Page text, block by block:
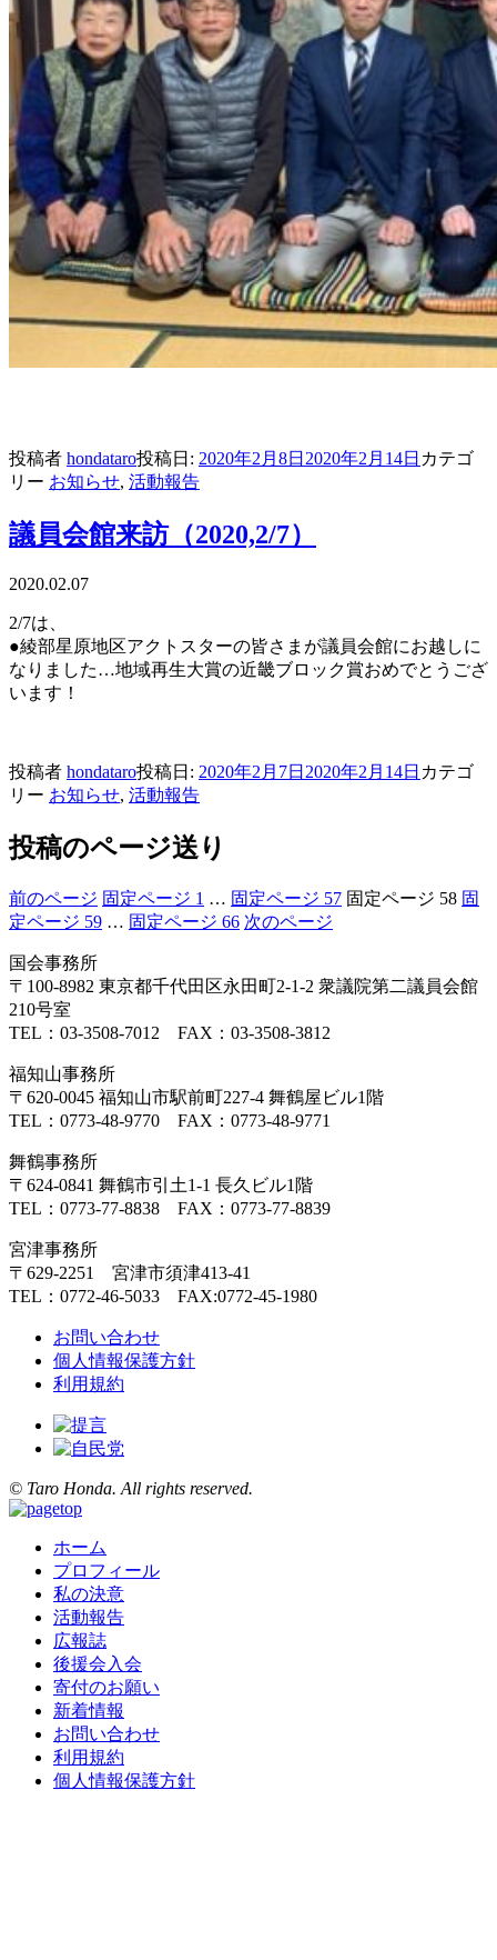
投稿者 hondataro投稿日: 2020年2月8日 2020年2月14日 カテゴ
リー お知らせ, 活動報告
議員会館来訪（2020,2/7）
2020.02.07
2/7は、
●綾部星原地区アクトスターの皆さまが議員会館にお越しに
なりました…地域再生大賞の近畿ブロック賞おめでとうござ
います！
投稿者 hondataro投稿日: 2020年2月7日 2020年2月14日 カテゴ
リー お知らせ, 活動報告
投稿のページ送り
前のページ 固定ページ 1 … 固定ページ 57 固定ページ 58 固
定ページ 59 … 固定ページ 66 次のページ
国会事務所
〒100-8982 東京都千代田区永田町2-1-2 衆議院第二議員会館
210号室
TEL：03-3508-7012 FAX：03-3508-3812
福知山事務所
〒620-0045 福知山市駅前町227-4 舞鶴屋ビル1階
TEL：0773-48-9770 FAX：0773-48-9771
舞鶴事務所
〒624-0841 舞鶴市引土1-1 長久ビル1階
TEL：0773-77-8838 FAX：0773-77-8839
宮津事務所
〒629-2251 宮津市須津413-41
TEL：0772-46-5033 FAX:0772-45-1980
お問い合わせ
個人情報保護方針
利用規約
© Taro Honda. All rights reserved.
ホーム
プロフィール
私の決意
活動報告
広報誌
後援会入会
寄付のお願い
新着情報
お問い合わせ
利用規約
個人情報保護方針